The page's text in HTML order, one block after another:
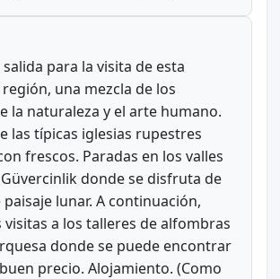
para la visita de esta
una mezcla de los
la naturaleza y el arte humano.
las típicas iglesias rupestres
frescos. Paradas en los valles
donde se disfruta de
lunar. A continuación,
visitas a los talleres de alfombras
donde se puede encontrar
precio. Alojamiento. (Como